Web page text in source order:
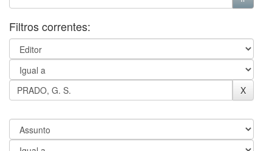
Filtros correntes: